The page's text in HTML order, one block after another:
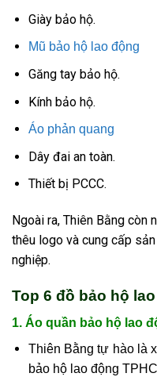
Giày bảo hộ.
Mũ bảo hộ lao động
Găng tay bảo hộ.
Kính bảo hộ.
Áo phản quang
Dây đai an toàn.
Thiết bị PCCC.
Ngoài ra, Thiên Bằng còn
thêu logo và cung cấp
nghiệp.
Top 6 đồ bảo hộ
1. Áo quần bảo hộ lao
Thiên Bằng tự hào là
bảo hộ lao động